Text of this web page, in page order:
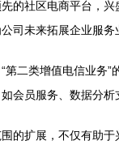
的社区电商平台，
司未来拓展企业服务
第二类增值电信业务
会员服务、数据分
的扩展，不仅有助